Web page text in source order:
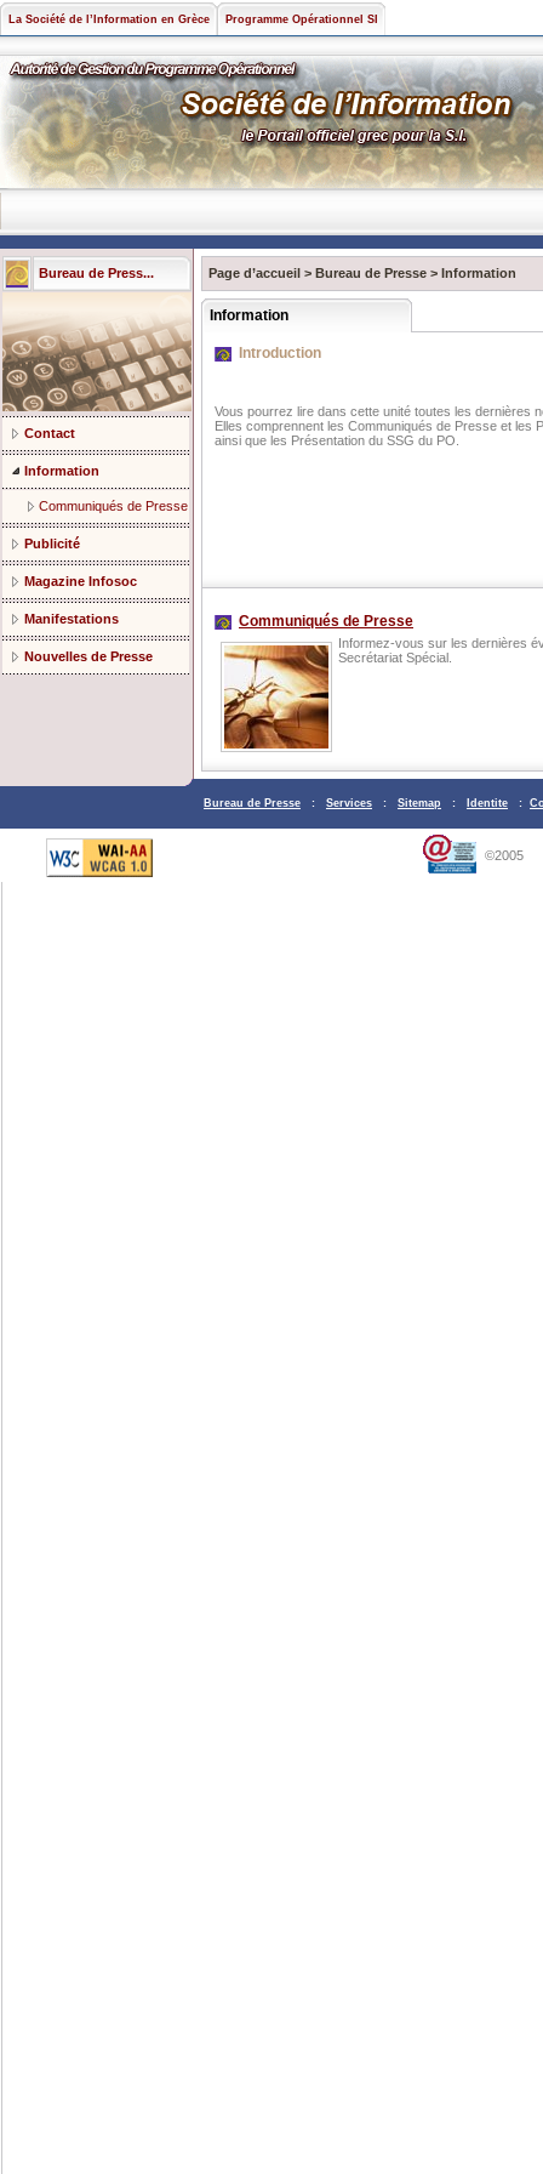
La Société de l’Information en Grèce Programme Opérationnel SI
Bureau de Press...
Contact
Information
Communiqués de Presse
Publicité
Magazine Infosoc
Manifestations
Nouvelles de Presse
Page d’accueil > Bureau de Presse > Information
Information
Introduction
Vous pourrez lire dans cette unité toutes les dernières
Elles comprennent les Communiqués de Presse et les
ainsi que les Présentation du SSG du PO.
Communiqués de Presse
Informez-vous sur les dernières
Secrétariat Spécial.
Bureau de Presse : Services : Sitemap : Identite :
©2005